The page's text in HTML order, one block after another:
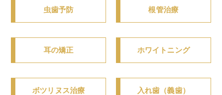
虫歯予防 根管治療
耳の矯正 ホワイトニング
ボツリヌス治療 入れ歯（義歯）